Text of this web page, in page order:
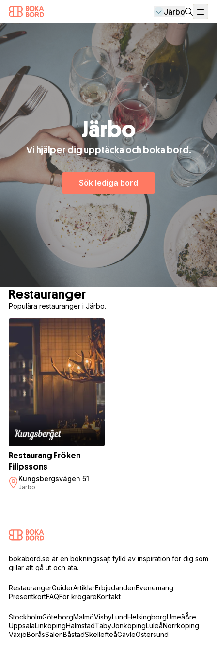
Järbo
Järbo
Vi hjälper dig upptäcka och boka bord.
Sök lediga bord
Populära restauranger i Järbo.
Restauranger
Restaurang Fröken
Filipssons
Kungsbergsvägen 51
Järbo
bokabord.se är en bokningssajt fylld av inspiration för dig som
gillar att gå ut och äta.
RestaurangerGuiderArtiklarErbjudandenEvenemang
PresentkortFAQFör krögareKontakt
StockholmGöteborgMalmöVisbyLundHelsingborgUmeåÅre
UppsalaLinköpingHalmstadTäbyJönköpingLuleåNorrköping
VäxjöBoråsSälenBåstadSkellefteåGävleÖstersund